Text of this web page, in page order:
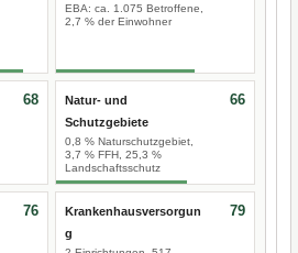
EBA: ca. 1.075 Betroffene,
2,7 % der Einwohner
68
Natur- und
Schutzgebiete
0,8 % Naturschutzgebiet,
3,7 % FFH, 25,3 %
Landschaftsschutz
66
76
Krankenhausversorgun
g
79